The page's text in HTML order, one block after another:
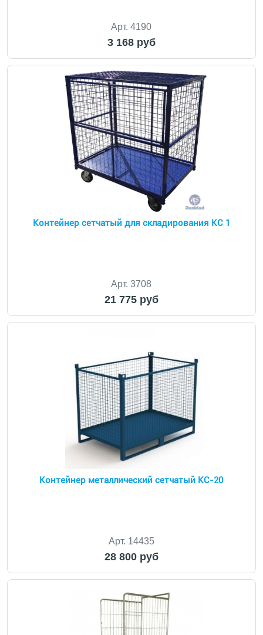
Арт. 4190
3 168 руб
Контейнер сетчатый для складирования КС 1
Арт. 3708
21 775 руб
Контейнер металлический сетчатый КС-20
Арт. 14435
28 800 руб